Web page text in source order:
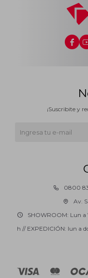

0800
Av.
SHOWROOM: Lun a
h // EXPEDICIÓN: lun a
¡Suscribite y